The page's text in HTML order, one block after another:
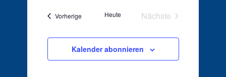
VorherigeVeranstaltungen
Heute
Nächste
Kalender abonnieren